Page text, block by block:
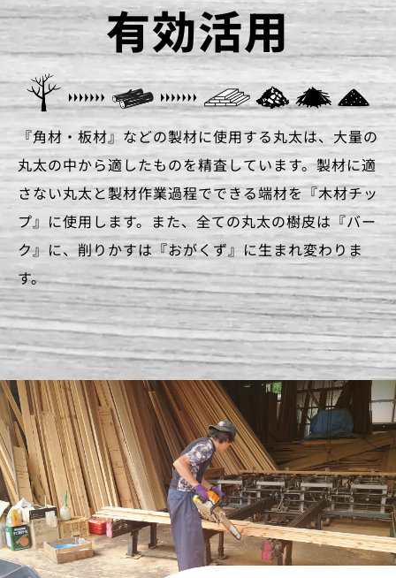
有効活用
『角材・板材』などの製材に使用する丸太は、大量の
丸太の中から適したものを精査しています。製材に適
さない丸太と製材作業過程でできる端材を『木材チッ
プ』に使用します。また、全ての丸太の樹皮は『バー
ク』に、削りかすは『おがくず』に生まれ変わりま
す。